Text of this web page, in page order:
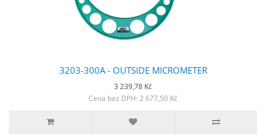
3203-300A - OUTSIDE MICROMETER
3 239,78 Kč
Cena bez DPH: 2 677,50 Kč